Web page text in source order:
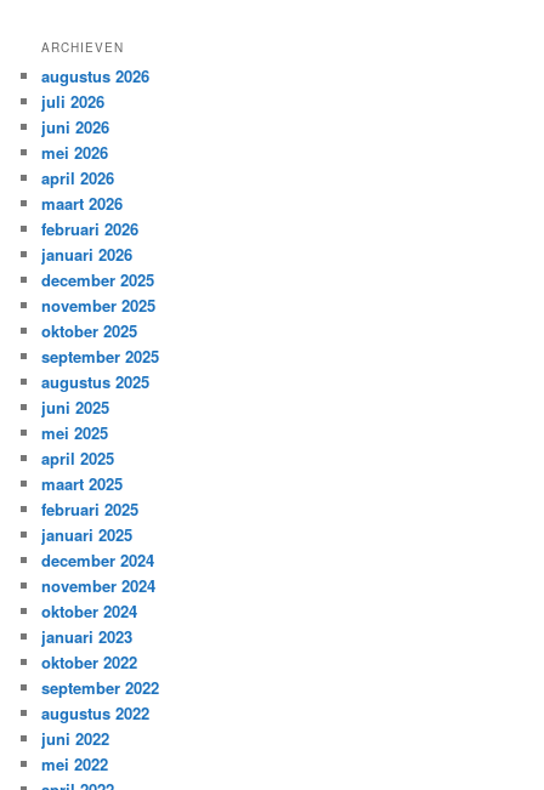
ARCHIEVEN
augustus 2026
juli 2026
juni 2026
mei 2026
april 2026
maart 2026
februari 2026
januari 2026
december 2025
november 2025
oktober 2025
september 2025
augustus 2025
juni 2025
mei 2025
april 2025
maart 2025
februari 2025
januari 2025
december 2024
november 2024
oktober 2024
januari 2023
oktober 2022
september 2022
augustus 2022
juni 2022
mei 2022